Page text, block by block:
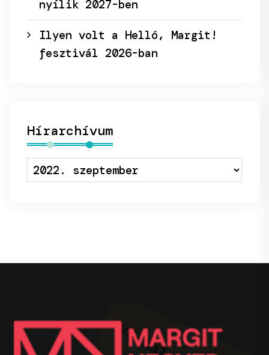
nyílik 2027-ben
Ilyen volt a Helló, Margit!
fesztivál 2026-ban
Hírarchívum